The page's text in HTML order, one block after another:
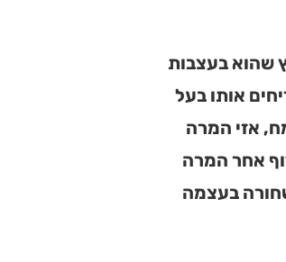
שהוא בעצבות
אותו בעל
אזי המרה
אחר המרה
בעצמה